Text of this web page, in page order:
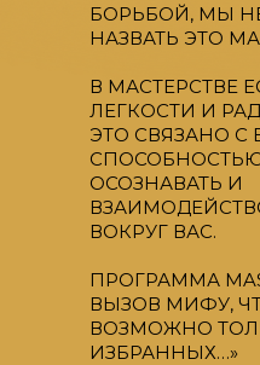
БОРЬБОЙ, МЫ
НАЗВАТЬ ЭТО
В МАСТЕРСТВЕ
ЛЕГКОСТИ И
ЭТО СВЯЗАНО С
ОСОЗНАВАТЬ И
ВОКРУГ ВАС.
ПРОГРАММА
ВЫЗОВ МИФУ,
ВОЗМОЖНО
ИЗБРАННЫХ…»